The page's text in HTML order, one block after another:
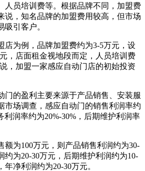
人员培训费等。根据品牌不同，加盟费
说，知名品牌的加盟费用较高，但市场
吸引客户。
店为例，品牌加盟费约为3-5万元，设
，店面租金视地段而定，人员培训费
，加盟一家感应自动门店的初始投资
门的盈利主要来源于产品销售、安装服
市场调查，感应自动门的销售利润率约
利润率约为20%-30%，后期维护利润率
额为100万元，则产品销售利润约为30-
约为20-30万元，后期维护利润约为10-
净利润约为20-30万元。